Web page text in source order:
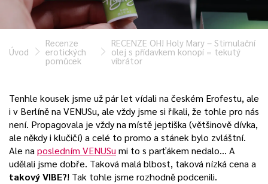
Úvod
Recenze
erotických
pomůcek
RECENZE OH! Holy Mary – Stimulační
olej s přídavkem konopí = tekutý
vibrátor
Tenhle kousek jsme už pár let vídali na českém Erofestu, ale
i v Berlíně na VENUSu, ale vždy jsme si říkali, že tohle pro nás
není. Propagovala je vždy na místě jeptiška (většinově dívka,
ale někdy i klučičí) a celé to promo a stánek bylo zvláštní.
Ale na posledním VENUSumi to s parťákem nedalo… A
udělali jsme dobře. Taková malá blbost, taková nízká cena a
takový VIBE?! Tak tohle jsme rozhodně podcenili.